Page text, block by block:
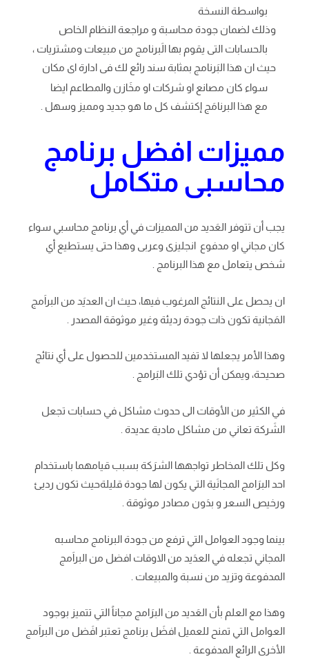
بواسطة النسخة
وذلك لضمان جودة محاسبة و مراجعة النظام الخاص
بالحسابات التى يقوم بها الَبرنامج من مبيعات ومشتريات ،
حيث ان هذا البَرنامج بمثابة سند رائع لك فى ادارة اى مكان
سواء كان مصانع او شركات او مخَازن والمطاعم ايضا
مع هذا البرنامَج إكتشف كل ما هو جديد ومميز وسهل .
مميزات افضل برنامج
محاسبى متكامل
يجب أن تتوفر العَديد من المميزات في أي برنامج محاسبي سواء
كان مجاني او مدفوع انجليزى وعربى وهذا حتى يستطيع أي
شخص يتعامل مع هذا البرنامج .
ان يحصل على النتائج المرغوب فيها، حيث ان العديَد من البراَمج
المَجانية تكون ذات جودة رديئة وغير موثوقة المصدر .
وهذا الأمر يجعلها لا تفيد المستخدمين للحصول على أي نتائج
صحيحة، ويمكن أن تؤدي تلك البَرامج .
في الكثير من الأوقات الى حدوث مشاكل في حسابات تجعل
الشَركة تعاني من مشاكل مادية عديدة .
وكل تلك المخاطر تواجهها الشرَكة بسبب قيامهما باستخدام
احد البرَامج المجانَية التي يكون لها جودة قليلةحيث تكون رديئ
ورخيص السعر و بدَون مصادر موثوقة .
بينما وجود العوامل التي ترفع من جودة البرنامج محاسبه
المجاني تجعله في العدَيد من الاوقات افضل من البراَمج
المدفوعة وتزيد من نسبة والمبيعات .
وهذا مع العلم بأن العَديد من البرَامج مجاناً التي تتميز بوجود
العوامل التي تمنح للعميل افضَل برنامج تعتبر افَضل من البراَمج
الأخرى الرائع المدفوعة .